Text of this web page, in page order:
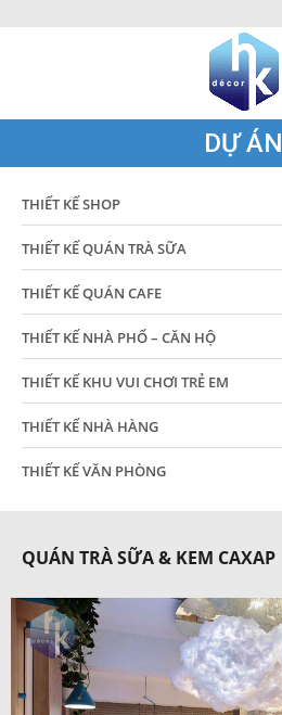
DỰ ÁN
THIẾT KẾ SHOP
THIẾT KẾ QUÁN TRÀ SỮA
THIẾT KẾ QUÁN CAFE
THIẾT KẾ NHÀ PHỐ – CĂN HỘ
THIẾT KẾ KHU VUI CHƠI TRẺ EM
THIẾT KẾ NHÀ HÀNG
THIẾT KẾ VĂN PHÒNG
QUÁN TRÀ SỮA & KEM CAXAP